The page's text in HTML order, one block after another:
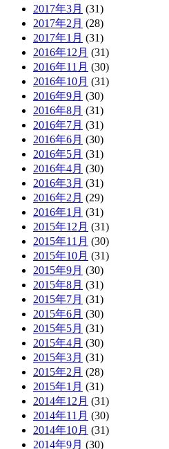
2017年3月 (31)
2017年2月 (28)
2017年1月 (31)
2016年12月 (31)
2016年11月 (30)
2016年10月 (31)
2016年9月 (30)
2016年8月 (31)
2016年7月 (31)
2016年6月 (30)
2016年5月 (31)
2016年4月 (30)
2016年3月 (31)
2016年2月 (29)
2016年1月 (31)
2015年12月 (31)
2015年11月 (30)
2015年10月 (31)
2015年9月 (30)
2015年8月 (31)
2015年7月 (31)
2015年6月 (30)
2015年5月 (31)
2015年4月 (30)
2015年3月 (31)
2015年2月 (28)
2015年1月 (31)
2014年12月 (31)
2014年11月 (30)
2014年10月 (31)
2014年9月 (30)